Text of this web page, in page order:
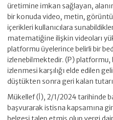
üretimine imkan sağlayan,
bir konuda video, metin, görüntü
içerikleri kullanıcılara
matematiğine ilişkin videoları
platformu üyelerince belirli bir
izlenebilmektedir. (P) platformu,
izlenmesi karşılığı elde edilen
düştükten sonra geri kalan
Mükellef (İ), 2/1/2024 tarihinde
başvurarak istisna kapsamına